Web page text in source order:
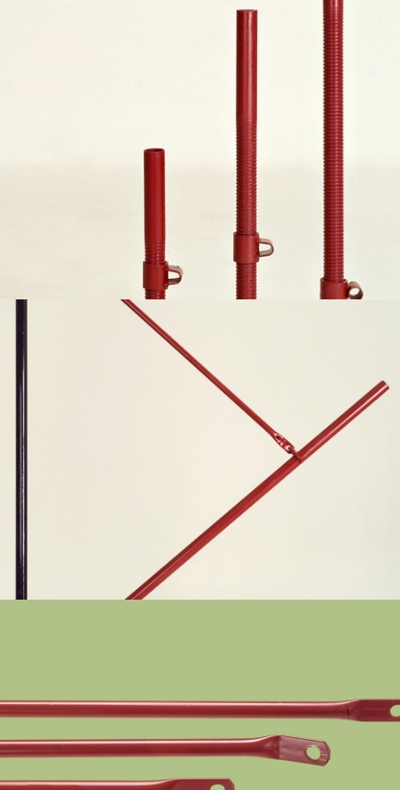
Diagonale per schermo parasassi
Diagonale di facciata; Diagonale in pianta; Corrente
Gancio assiale, Ponteggio a perni